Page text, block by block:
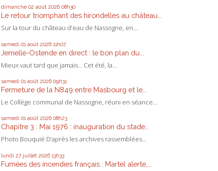
dimanche 02 août 2026 08h30
Le retour triomphant des hirondelles au château...
Sur la tour du château d'eau de Nassogne, en...
samedi 01 août 2026 11h07
Jemelle-Ostende en direct : le bon plan du...
Mieux vaut tard que jamais... Cet été, la...
samedi 01 août 2026 09h31
Fermeture de la N849 entre Masbourg et le...
Le Collège communal de Nassogne, réuni en séance...
samedi 01 août 2026 08h23
Chapitre 3 : Mai 1976 : inauguration du stade...
Photo Bouquié D’après les archives rassemblées...
lundi 27 juillet 2026 13h33
Fumées des incendies français : Martel alerte,...